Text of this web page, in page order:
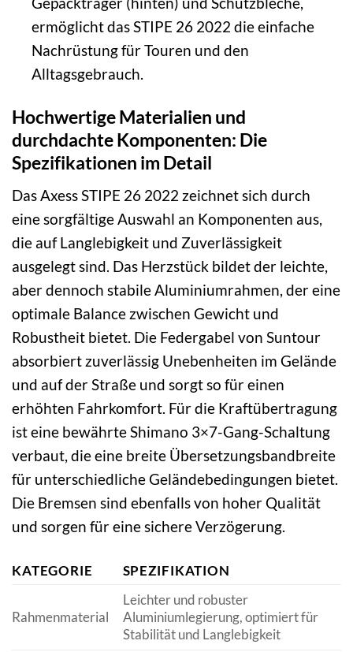
ermöglicht das STIPE 26 2022 die einfache
Nachrüstung für Touren und den
Alltagsgebrauch.
Hochwertige Materialien und
durchdachte Komponenten: Die
Spezifikationen im Detail
Das Axess STIPE 26 2022 zeichnet sich durch
eine sorgfältige Auswahl an Komponenten aus,
die auf Langlebigkeit und Zuverlässigkeit
ausgelegt sind. Das Herzstück bildet der leichte,
aber dennoch stabile Aluminiumrahmen, der eine
optimale Balance zwischen Gewicht und
Robustheit bietet. Die Federgabel von Suntour
absorbiert zuverlässig Unebenheiten im Gelände
und auf der Straße und sorgt so für einen
erhöhten Fahrkomfort. Für die Kraftübertragung
ist eine bewährte Shimano 3×7-Gang-Schaltung
verbaut, die eine breite Übersetzungsbandbreite
für unterschiedliche Geländebedingungen bietet.
Die Bremsen sind ebenfalls von hoher Qualität
und sorgen für eine sichere Verzögerung.
KATEGORIE SPEZIFIKATION
Rahmenmaterial
Leichter und robuster
Aluminiumlegierung, optimiert für
Stabilität und Langlebigkeit